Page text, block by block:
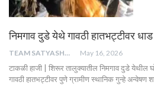
निमगाव दुडे येथे गावठी हातभट्टीवर
TEAM SATYASHODH May 16, 2026
टाकळी हाजी | शिरूर तालुक्यातील निमगाव दुडे येथील
गावठी हातभट्टीवर पुणे ग्रामीण स्थानिक गुन्हे